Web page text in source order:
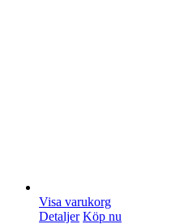
Visa varukorg
Detaljer Köp nu